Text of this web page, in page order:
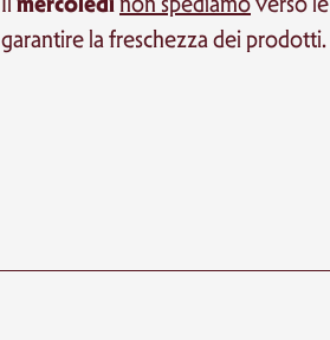
garantire la freschezza dei prodotti.